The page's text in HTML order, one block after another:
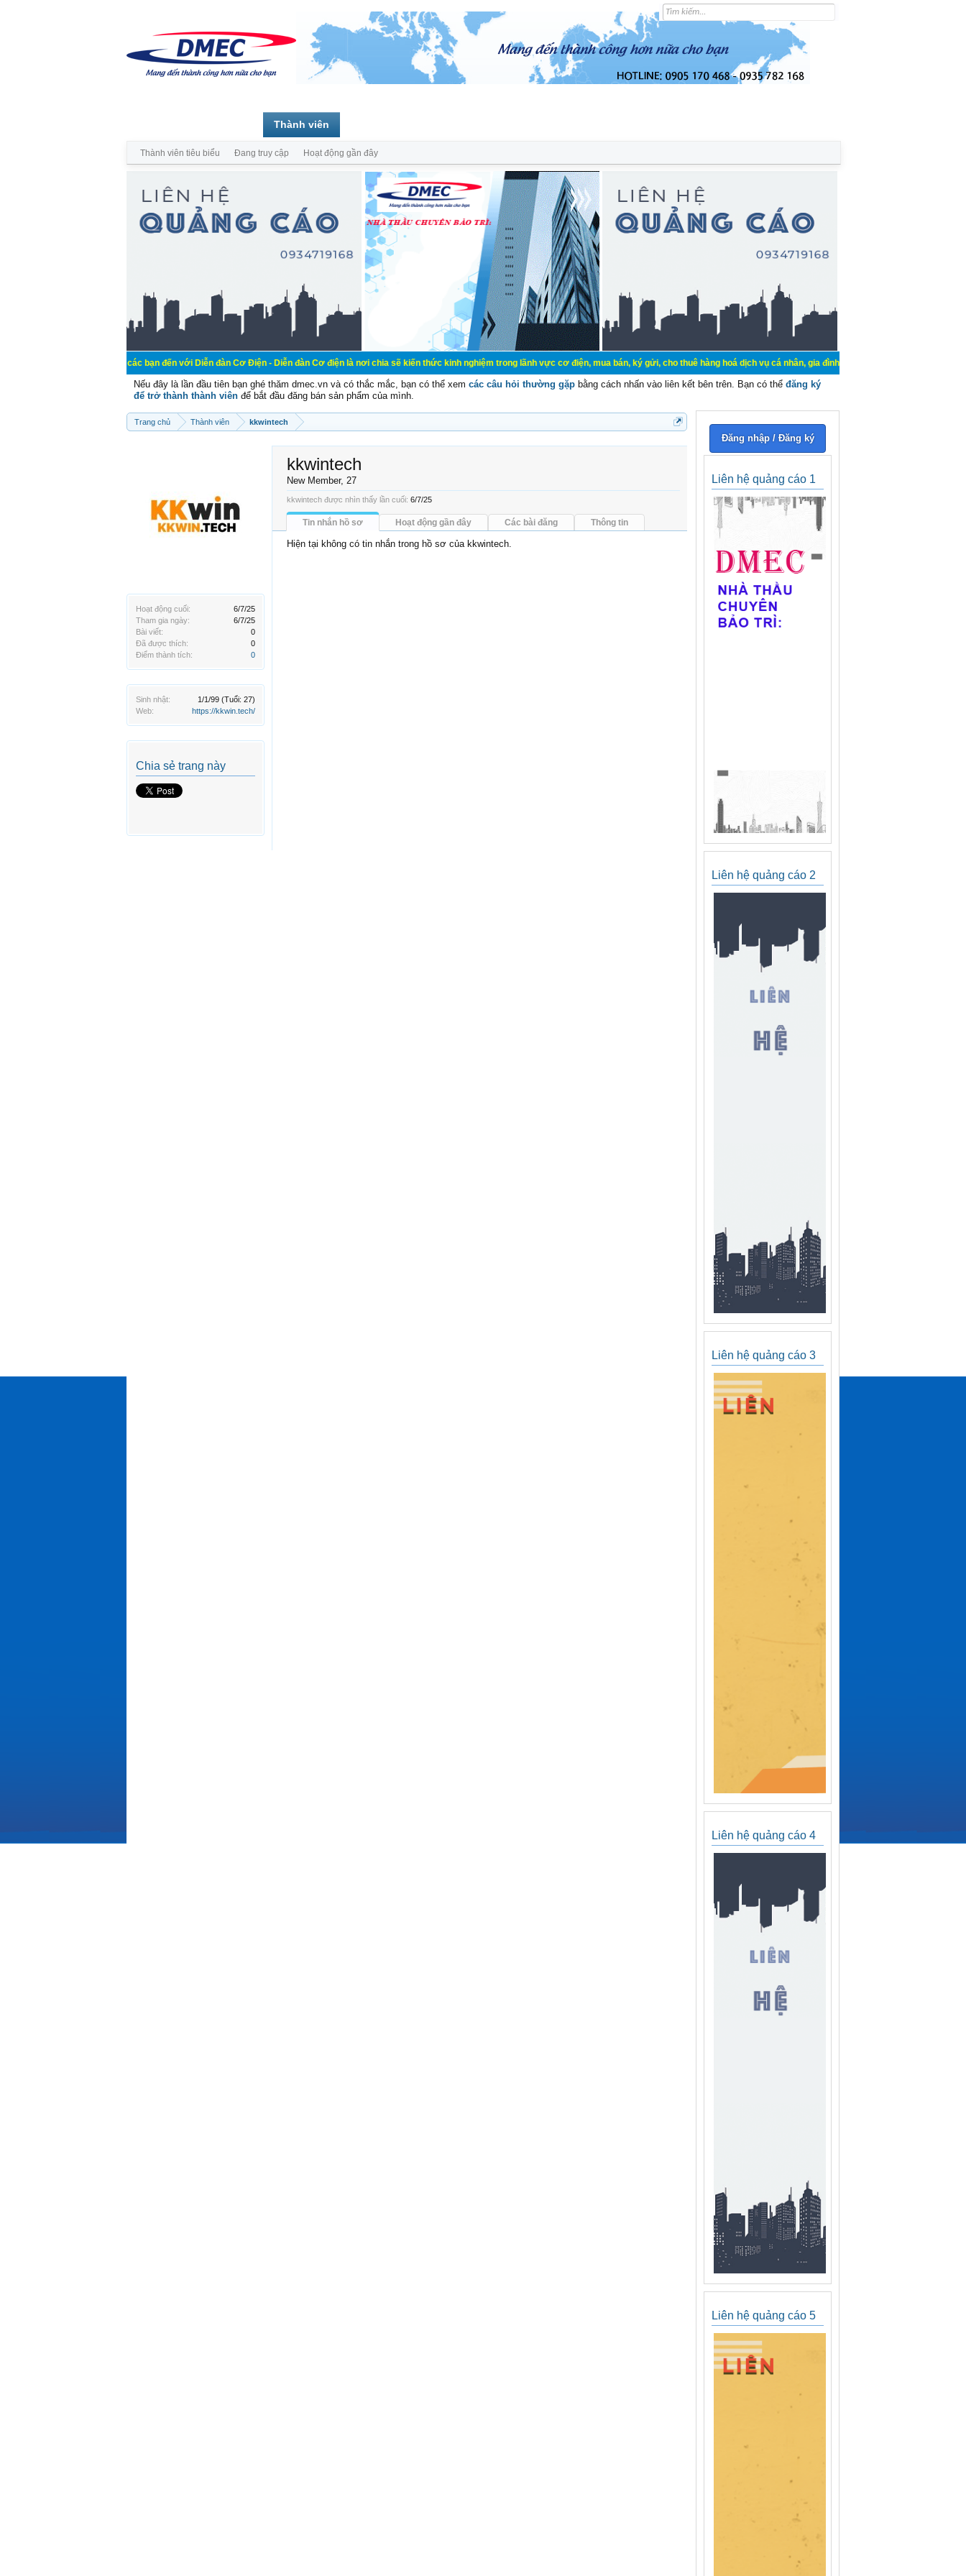
Chào mừng các bạn đến với Diễn đàn Cơ Điện - Diễn đàn Cơ điện là nơi chia sẽ kiến thức kinh nghiệm trong lãnh vực cơ điện, mua bán, ký gửi, cho thuê hàng hoá dịch vụ cá nhân, gia đình. Mua bán, ký gửi, cho thuê thiết bị hệ
Nếu đây là lần đầu tiên bạn ghé thăm dmec.vn và có thắc mắc, bạn có thể xem các câu hỏi thường gặp bằng cách nhấn vào liên kết bên trên. Bạn có thể đăng ký
để trở thành thành viên để bắt đầu đăng bán sản phẩm của mình.
Trang chủ Thành viên kkwintech
Hoạt động cuối:
6/7/25
Tham gia ngày:
6/7/25
Bài viết:
0
Đã được thích:
0
Điểm thành tích:
0
Sinh nhật: 1/1/99 (Tuổi: 27)
Web:
https://kkwin.tech/
Chia sẻ trang này
kkwintech
New Member, 27
kkwintech được nhìn thấy lần cuối: 6/7/25
Tin nhắn hồ sơ Hoạt động gần đây Các bài đăng Thông tin
Hiện tại không có tin nhắn trong hồ sơ của kkwintech.
Đăng nhập / Đăng ký
Liên hệ quảng cáo 1
Liên hệ quảng cáo 2
Liên hệ quảng cáo 3
Liên hệ quảng cáo 4
Liên hệ quảng cáo 5
Thành viên
Thành viên tiêu biểu Đang truy cập Hoạt động gần đây